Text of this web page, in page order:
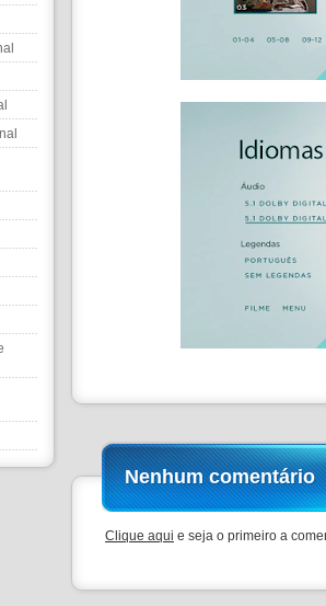
Nenhum comentário
Clique aqui e seja o primeiro a